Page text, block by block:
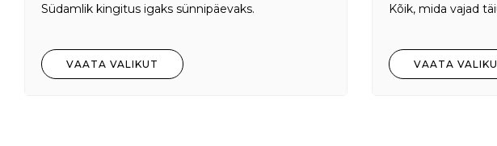
Südamlik kingitus igaks sünnipäevaks.
VAATA VALIKUT
Kõik, mida vajad
VAATA